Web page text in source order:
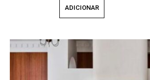
ADICIONAR